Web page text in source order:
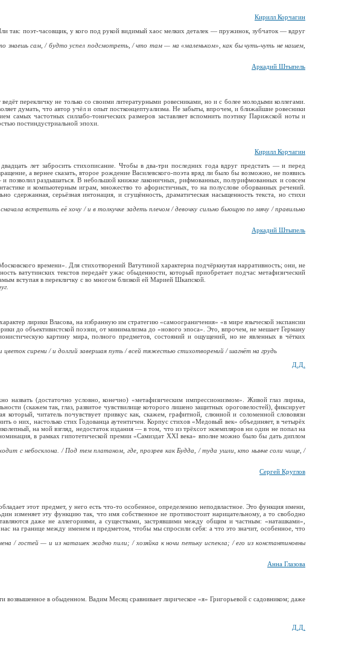
Кирилл Корчагин
так: поэт-часовщик, у кого под рукой видимый хаос мелких деталек — пружинок, зубчаток — вдруг
сам, / будто успел подсмотреть, / что там — на «маленьком», как бы чуть-чуть не нашем,
Аркадий Штыпель
перекличку не только со своими литературными ровесниками, но и с более молодыми коллегами.
думать, что автор учёл и опыт постконцептуализма. Не забыты, впрочем, и ближайшие ровесники
самых частотных силлабо-тонических размеров заставляет вспомнить поэтику Парижской ноты и
постиндустриальной эпохи.
Кирилл Корчагин
лет забросить стихописание. Чтобы в два-три последних года вдруг предстать — и перед
а вернее сказать, второе рождение Василевского-поэта вряд ли было бы возможно, не появись
и позволил раздышаться. В небольшой книжке лаконичных, рифмованных, полурифмованных и совсем
и компьютерным играм, множество то афористичных, то на полуслове оборванных речений.
сдержанная, серьёзная интонация, и сгущённость, драматическая насыщенность текста, но стихи
встретить её хочу / и в толкучке задеть плечом / девочку сильно бьющую по мячу / правильно
Аркадий Штыпель
времени». Для стихотворений Ватутиной характерна подчёркнутая нарративность; они, не
ватутинских текстов передаёт ужас обыденности, который приобретает подчас метафизический
вступая в перекличку с во многом близкой ей Марией Шкапской.
лирики Власова, на избранную им стратегию «самоограничения» «в мире языческой экспансии
до объективистской поэзии, от минимализма до «нового эпоса». Это, впрочем, не мешает Герману
картину мира, полного предметов, состояний и ощущений, но не явленных в чётких
сирени / и долгий завершая путь / всей тяжестью стихотворений / шагнёт на грудь
Д.Д.
(достаточно условно, конечно) «метафизическим импрессионизмом». Живой глаз лирика,
(скажем так, глаз, развитое чувствилище которого лишено защитных ороговелостей), фиксирует
читатель почувствует привкус как, скажем, графитной, слюнной и соломенной слововязи
о них, настолько стих Годованца аутентичен. Корпус стихов «Медовый век» объединяет, в четырёх
на мой взгляд, недостаток издания — в том, что из трёхсот экземпляров ни один не попал на
в рамках гипотетической премии «Самиздат ХХI века» вполне можно было бы дать диплом
с небосклона. / Под тем платаном, где, прозрев как Будда, / туда ушли, кто нынче соли чище, /
Сергей Круглов
этот предмет, у него есть что-то особенное, определению неподвластное. Это функция имени,
изменяет эту функцию так, что имя собственное не противостоит нарицательному, а то свободно
даже не аллегориями, а существами, застрявшими между общим и частным: «наташками»,
на границе между именем и предметом, чтобы мы спросили себя: а что это значит, особенное, что
/ гостей — и из наташек жадно пили; / хозяйка к ночи петьку испекла; / его из константиновны
Анна Глазова
в обыденном. Вадим Месяц сравнивает лирическое «я» Григорьевой с садовником; даже
Д.Д.